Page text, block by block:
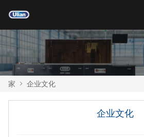
家 > 企业文化
企业文化